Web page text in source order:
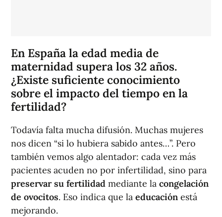
En España la edad media de
maternidad supera los 32 años.
¿Existe suficiente conocimiento
sobre el impacto del tiempo en la
fertilidad?
Todavía falta mucha difusión. Muchas mujeres
nos dicen “si lo hubiera sabido antes…”. Pero
también vemos algo alentador: cada vez más
pacientes acuden no por infertilidad, sino para
preservar su fertilidad mediante la congelación
de ovocitos. Eso indica que la educación está
mejorando.